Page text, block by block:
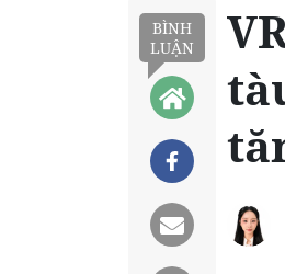
BÌNH
LUẬN